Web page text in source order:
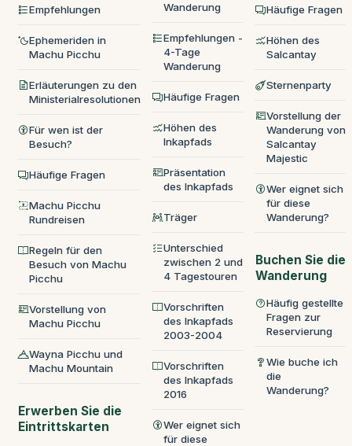
Empfehlungen
Ephemeriden in
Machu Picchu
Erläuterungen zu den
Ministerialresolutionen
Für wen ist der
Besuch?
Häufige Fragen
Machu Picchu
Rundreisen
Regeln für den
Besuch von Machu
Picchu
Vorstellung von
Machu Picchu
Wayna Picchu und
Machu Mountain
Erwerben Sie die
Eintrittskarten
Wanderung
Empfehlungen -
4-Tage
Wanderung
Häufige Fragen
Höhen des
Inkapfads
Präsentation
des Inkapfads
Träger
Unterschied
zwischen 2 und
4 Tagestouren
Vorschriften
des Inkapfads
2003-2004
Vorschriften
des Inkapfads
2016
Wer eignet sich
für diese
Häufige Fragen
Höhen des
Salcantay
Sternenparty
Vorstellung der
Wanderung von
Salcantay
Majestic
Wer eignet sich
für diese
Wanderung?
Buchen Sie die
Wanderung
Häufig gestellte
Fragen zur
Reservierung
Wie buche ich
die
Wanderung?